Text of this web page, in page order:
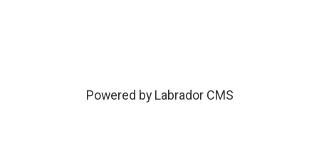
Powered by Labrador CMS